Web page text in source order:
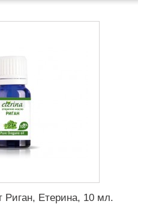
Риган, Етерина, 10 мл.